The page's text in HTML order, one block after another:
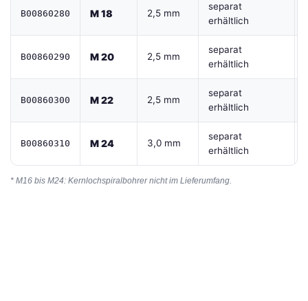
B00860280 M 18 2,5 mm
separat
erhältlich
B00860290 M 20 2,5 mm
separat
erhältlich
B00860300 M 22 2,5 mm
separat
erhältlich
B00860310 M 24 3,0 mm
separat
erhältlich
* M16 bis M24: Kernlochspiralbohrer nicht im Lieferumfang.